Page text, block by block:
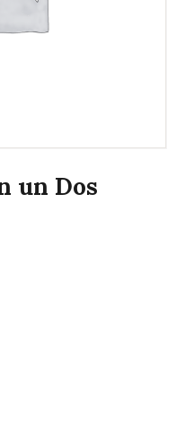
un Dos